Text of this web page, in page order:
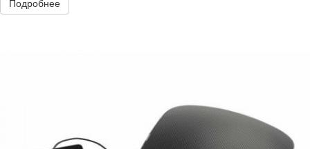
Подробнее